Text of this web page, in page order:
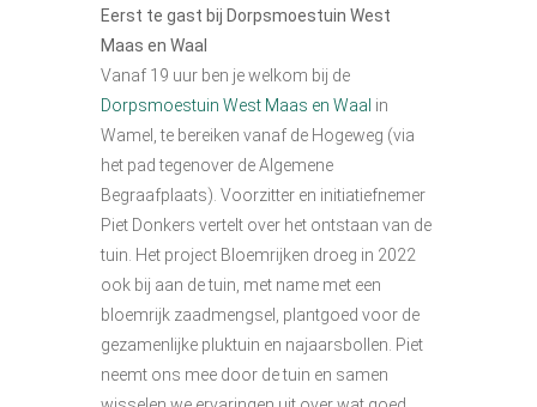
Eerst te gast bij Dorpsmoestuin West
Maas en Waal
Vanaf 19 uur ben je welkom bij de
Dorpsmoestuin West Maas en Waal in
Wamel, te bereiken vanaf de Hogeweg (via
het pad tegenover de Algemene
Begraafplaats). Voorzitter en initiatiefnemer
Piet Donkers vertelt over het ontstaan van de
tuin. Het project Bloemrijken droeg in 2022
ook bij aan de tuin, met name met een
bloemrijk zaadmengsel, plantgoed voor de
gezamenlijke pluktuin en najaarsbollen. Piet
neemt ons mee door de tuin en samen